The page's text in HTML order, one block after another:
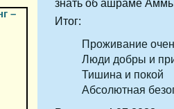
знать об ашраме
Итог:
Проживание
Люди добры и
Тишина и покой
Абсолютная